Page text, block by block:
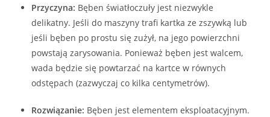
Przyczyna: Bęben światłoczuły jest niezwykle
delikatny. Jeśli do maszyny trafi kartka ze zszywką lub
jeśli bęben po prostu się zużył, na jego powierzchni
powstają zarysowania. Ponieważ bęben jest walcem,
wada będzie się powtarzać na kartce w równych
odstępach (zazwyczaj co kilka centymetrów).
Rozwiązanie: Bęben jest elementem eksploatacyjnym.